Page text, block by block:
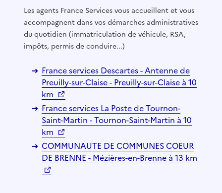
Les agents France Services vous accueillent et vous
accompagnent dans vos démarches administratives
du quotidien (immatriculation de véhicule, RSA,
impôts, permis de conduire...)
France services Descartes - Antenne de
Preuilly-sur-Claise - Preuilly-sur-Claise à 10
km
France services La Poste de Tournon-
Saint-Martin - Tournon-Saint-Martin à 10
km
COMMUNAUTE DE COMMUNES COEUR
DE BRENNE - Mézières-en-Brenne à 13 km